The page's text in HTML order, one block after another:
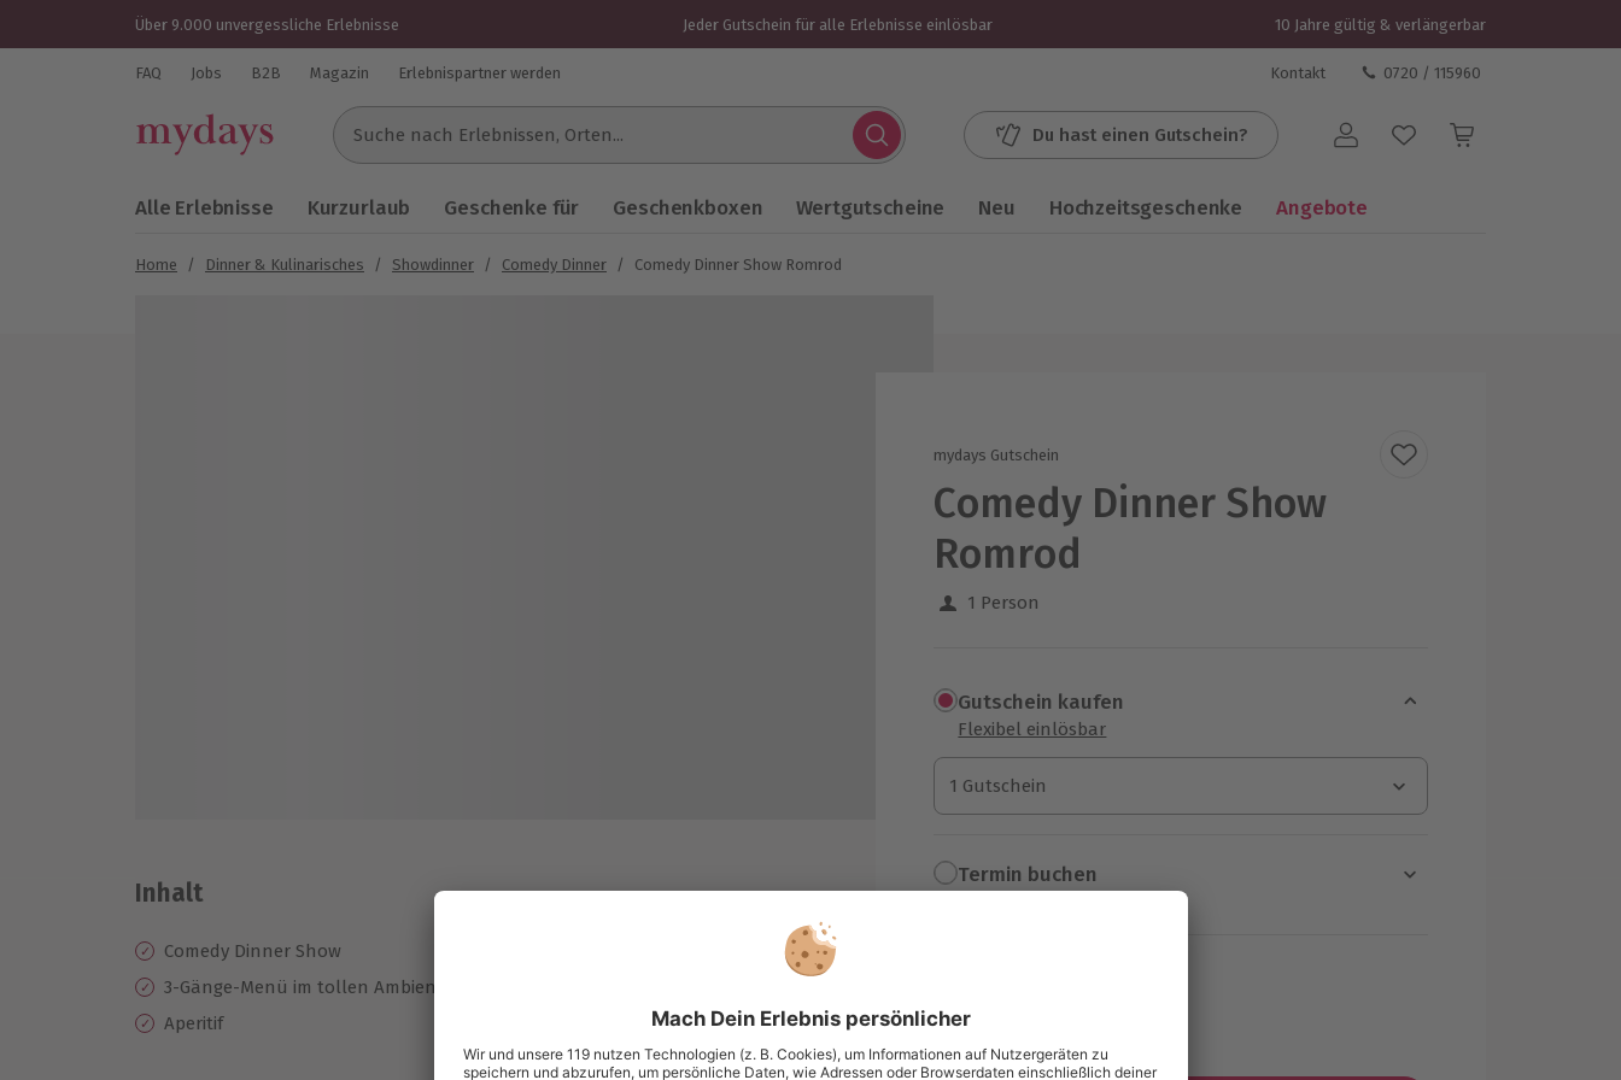
Über 9.000 unvergessliche Erlebnisse Jeder Gutschein für alle Erlebnisse einlösbar 10 Jahre gültig & verlängerbar
FAQ Jobs B2B Magazin Erlebnispartner werden Kontakt 0720 / 115960
Suche nach Erlebnissen...
Du hast einen Gutschein? Benutzerkonto
Alle Erlebnisse Kurzurlaub Geschenke für Geschenkboxen Wertgutscheine Neu Hochzeitsgeschenke Angebote
Home / Dinner & Kulinarisches / Showdinner / Comedy Dinner / Comedy Dinner Show Romrod
mydays Gutschein
Comedy Dinner Show
Romrod
1 Person
Gutschein kaufen
Flexibel einlösbar
1 Gutschein
1 Gutschein
1 Gutschein
Termin buchen
Inhalt
Comedy Dinner Show
3-Gänge-Menü im tollen Ambiente
Aperitif